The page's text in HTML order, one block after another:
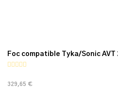
Foc compatible Tyka/Sonic AVT
329,65 €